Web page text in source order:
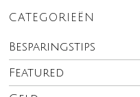
CATEGORIEËN
Besparingstips
Featured